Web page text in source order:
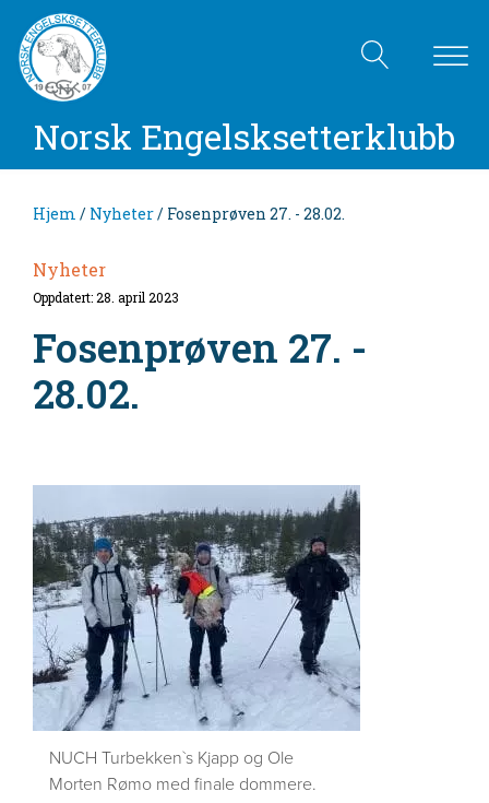
Norsk Engelsksetterklubb
Hjem / Nyheter/ Fosenprøven 27. - 28.02.
Nyheter
Oppdatert: 28. april 2023
Fosenprøven 27. -
28.02.
NUCH Turbekken`s Kjapp og Ole
Morten Rømo med finale dommere.